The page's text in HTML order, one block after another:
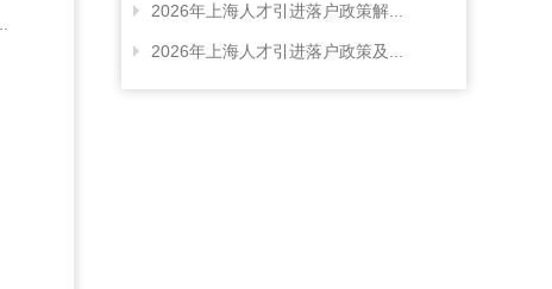
2026年上海人才引进落户政策解...
2026年上海人才引进落户政策及...